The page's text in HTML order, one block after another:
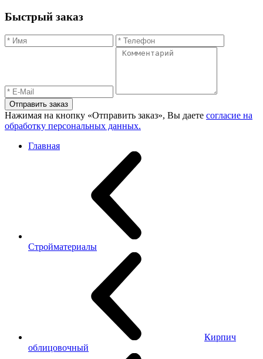
Быстрый заказ
Отправить заказ
Нажимая на кнопку «Отправить заказ», Вы даете согласие на
обработку персональных данных.
Главная
Стройматериалы
Кирпич
облицовочный